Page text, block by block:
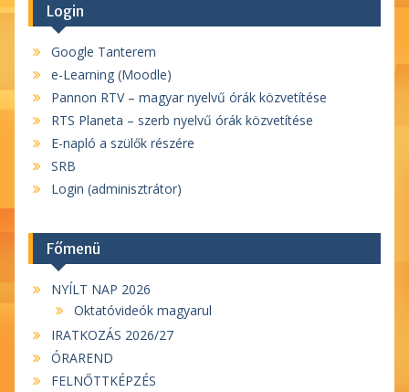
Login
Google Tanterem
e-Learning (Moodle)
Pannon RTV – magyar nyelvű órák közvetítése
RTS Planeta – szerb nyelvű órák közvetítése
E-napló a szülők részére
SRB
Login (adminisztrátor)
Főmenü
NYÍLT NAP 2026
Oktatóvideók magyarul
IRATKOZÁS 2026/27
ÓRAREND
FELNŐTTKÉPZÉS